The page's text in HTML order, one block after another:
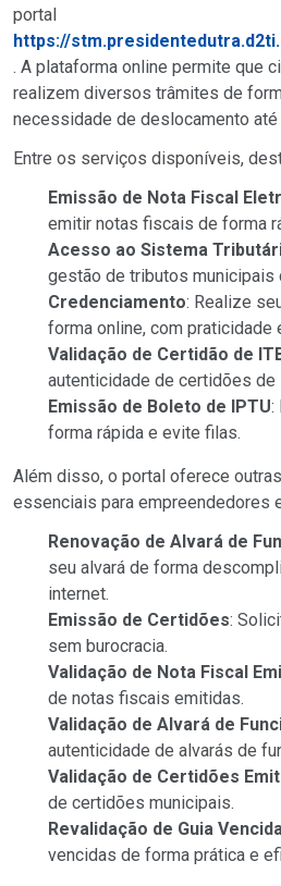
portal
https://
. A plataforma online permite que
realizem diversos trâmites de
necessidade de deslocamento
Entre os serviços disponíveis,
Emissão de Nota Fiscal
emitir notas fiscais de forma
Acesso ao Sistema
gestão de tributos municipais
Credenciamento: Realize
forma online, com praticidade
Validação de Certidão de
autenticidade de certidões de
Emissão de Boleto de IPTU:
forma rápida e evite filas.
Além disso, o portal oferece
essenciais para empreendedores
Renovação de Alvará de
seu alvará de forma
internet.
Emissão de Certidões:
sem burocracia.
Validação de Nota Fiscal
de notas fiscais emitidas.
Validação de Alvará de
autenticidade de alvarás de
Validação de Certidões
de certidões municipais.
Revalidação de Guia
vencidas de forma prática e